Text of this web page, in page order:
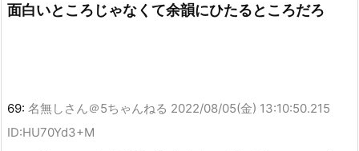
面白いところじゃなくて余韻にひたるところだろ
69: 名無しさん＠5ちゃんねる 2022/08/05(金) 13:10:50.215
ID:HU70Yd3+M